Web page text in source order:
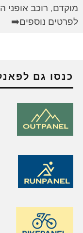
מוקדם, רוכב אופני
לפרטים נוספים➡️
כנסו גם